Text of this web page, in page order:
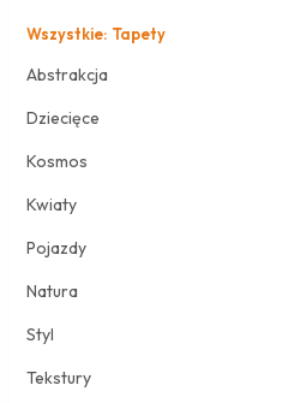
Wszystkie: Tapety
Abstrakcja
Dziecięce
Kosmos
Kwiaty
Pojazdy
Natura
Styl
Tekstury